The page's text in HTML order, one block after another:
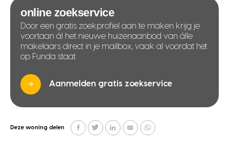
online zoekservice
Door een gratis zoekprofiel aan te maken krijg je
voortaan ál het nieuwe huizenaanbod van álle
makelaars direct in je mailbox, vaak al voordat het
op Funda staat.
Aanmelden gratis zoekservice
Deze woning delen